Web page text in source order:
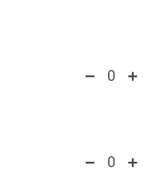
0
0